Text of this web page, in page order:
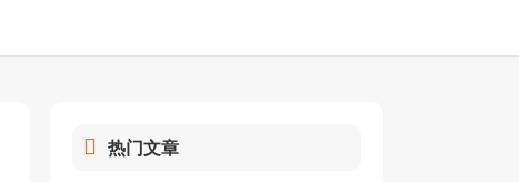
热门文章